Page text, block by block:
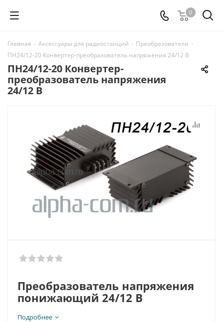
0
Главная - Аксессуары для радиостанций - Преобразователи -
ПН24/12-20 Конвертер-преобразователь напряжения 24/12 B
ПН24/12-20 Конвертер-
преобразователь напряжения
24/12 B
Преобразователь напряжения
понижающий 24/12 B
Подробнее